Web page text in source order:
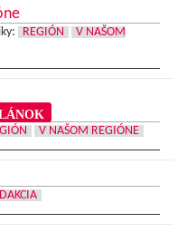
REGIÓN
V NAŠOM
V NAŠOM REGIÓNE